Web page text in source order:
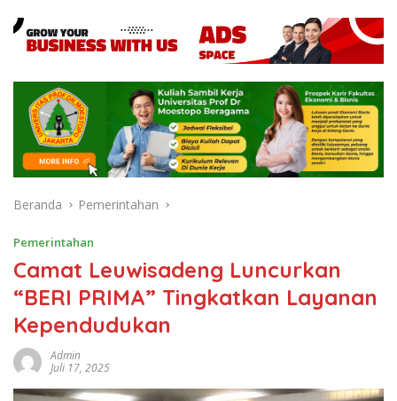
Beranda Pemerintahan
Pemerintahan
Camat Leuwisadeng Luncurkan
“BERI PRIMA” Tingkatkan Layanan
Kependudukan
Admin
Juli 17, 2025